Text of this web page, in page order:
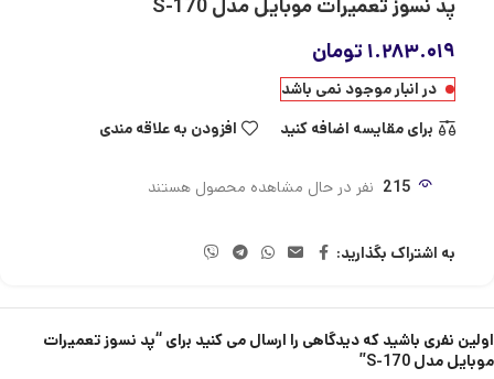
پد نسوز تعمیرات موبایل مدل S-170
۱.۲۸۳.۰۱۹ تومان
در انبار موجود نمی باشد
برای مقایسه اضافه کنید
افزودن به علاقه مندی
215 نفر در حال مشاهده محصول هستند
به اشتراک بگذارید:
اولین نفری باشید که دیدگاهی را ارسال می کنید برای “پد نسوز تعمیرات
موبایل مدل S-170”